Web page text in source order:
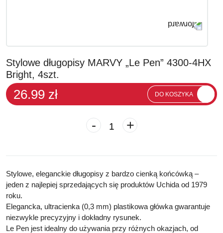
Stylowe długopisy MARVY „Le Pen” 4300-4HX
Bright, 4szt.
26.99 zł DO KOSZYKA
- +
Stylowe, eleganckie długopisy z bardzo cienką końcówką –
jeden z najlepiej sprzedających się produktów Uchida od 1979
roku.
Elegancka, ultracienka (0,3 mm) plastikowa główka gwarantuje
niezwykle precyzyjny i dokładny rysunek.
Le Pen jest idealny do używania przy różnych okazjach, od